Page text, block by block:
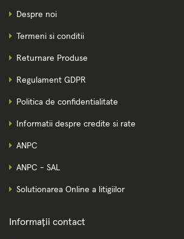
Despre noi
Termeni si conditii
Returnare Produse
Regulament GDPR
Politica de confidentialitate
Informatii despre credite si rate
ANPC
ANPC - SAL
Solutionarea Online a litigiilor
Informații contact